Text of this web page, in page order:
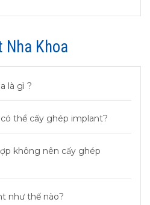
Nha Khoa
là gì ?
thể cấy ghép implant?
không nên cấy ghép
như thế nào?